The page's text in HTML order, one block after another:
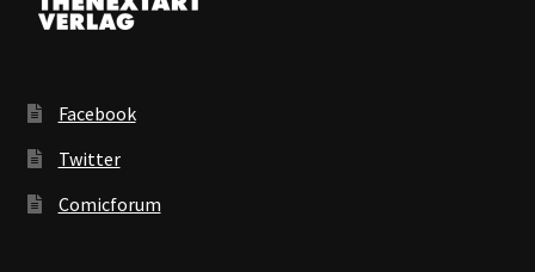
Facebook
Twitter
Comicforum